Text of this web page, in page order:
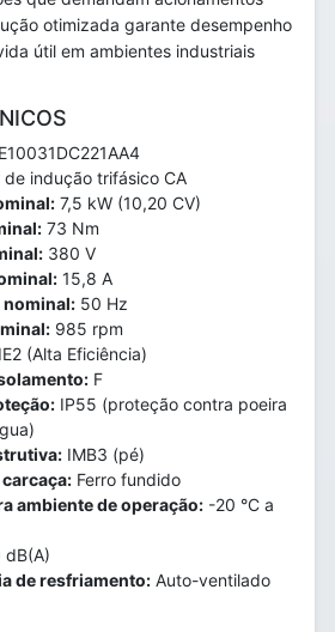
otimizada garante desempenho
útil em ambientes industriais
de indução trifásico CA
7,5 kW (10,20 CV)
73 Nm
380 V
15,8 A
nominal: 50 Hz
985 rpm
IE2 (Alta Eficiência)
F
IP55 (proteção contra poeira
IMB3 (pé)
Ferro fundido
ambiente de operação: -20 °C a
dB(A)
de resfriamento: Auto-ventilado